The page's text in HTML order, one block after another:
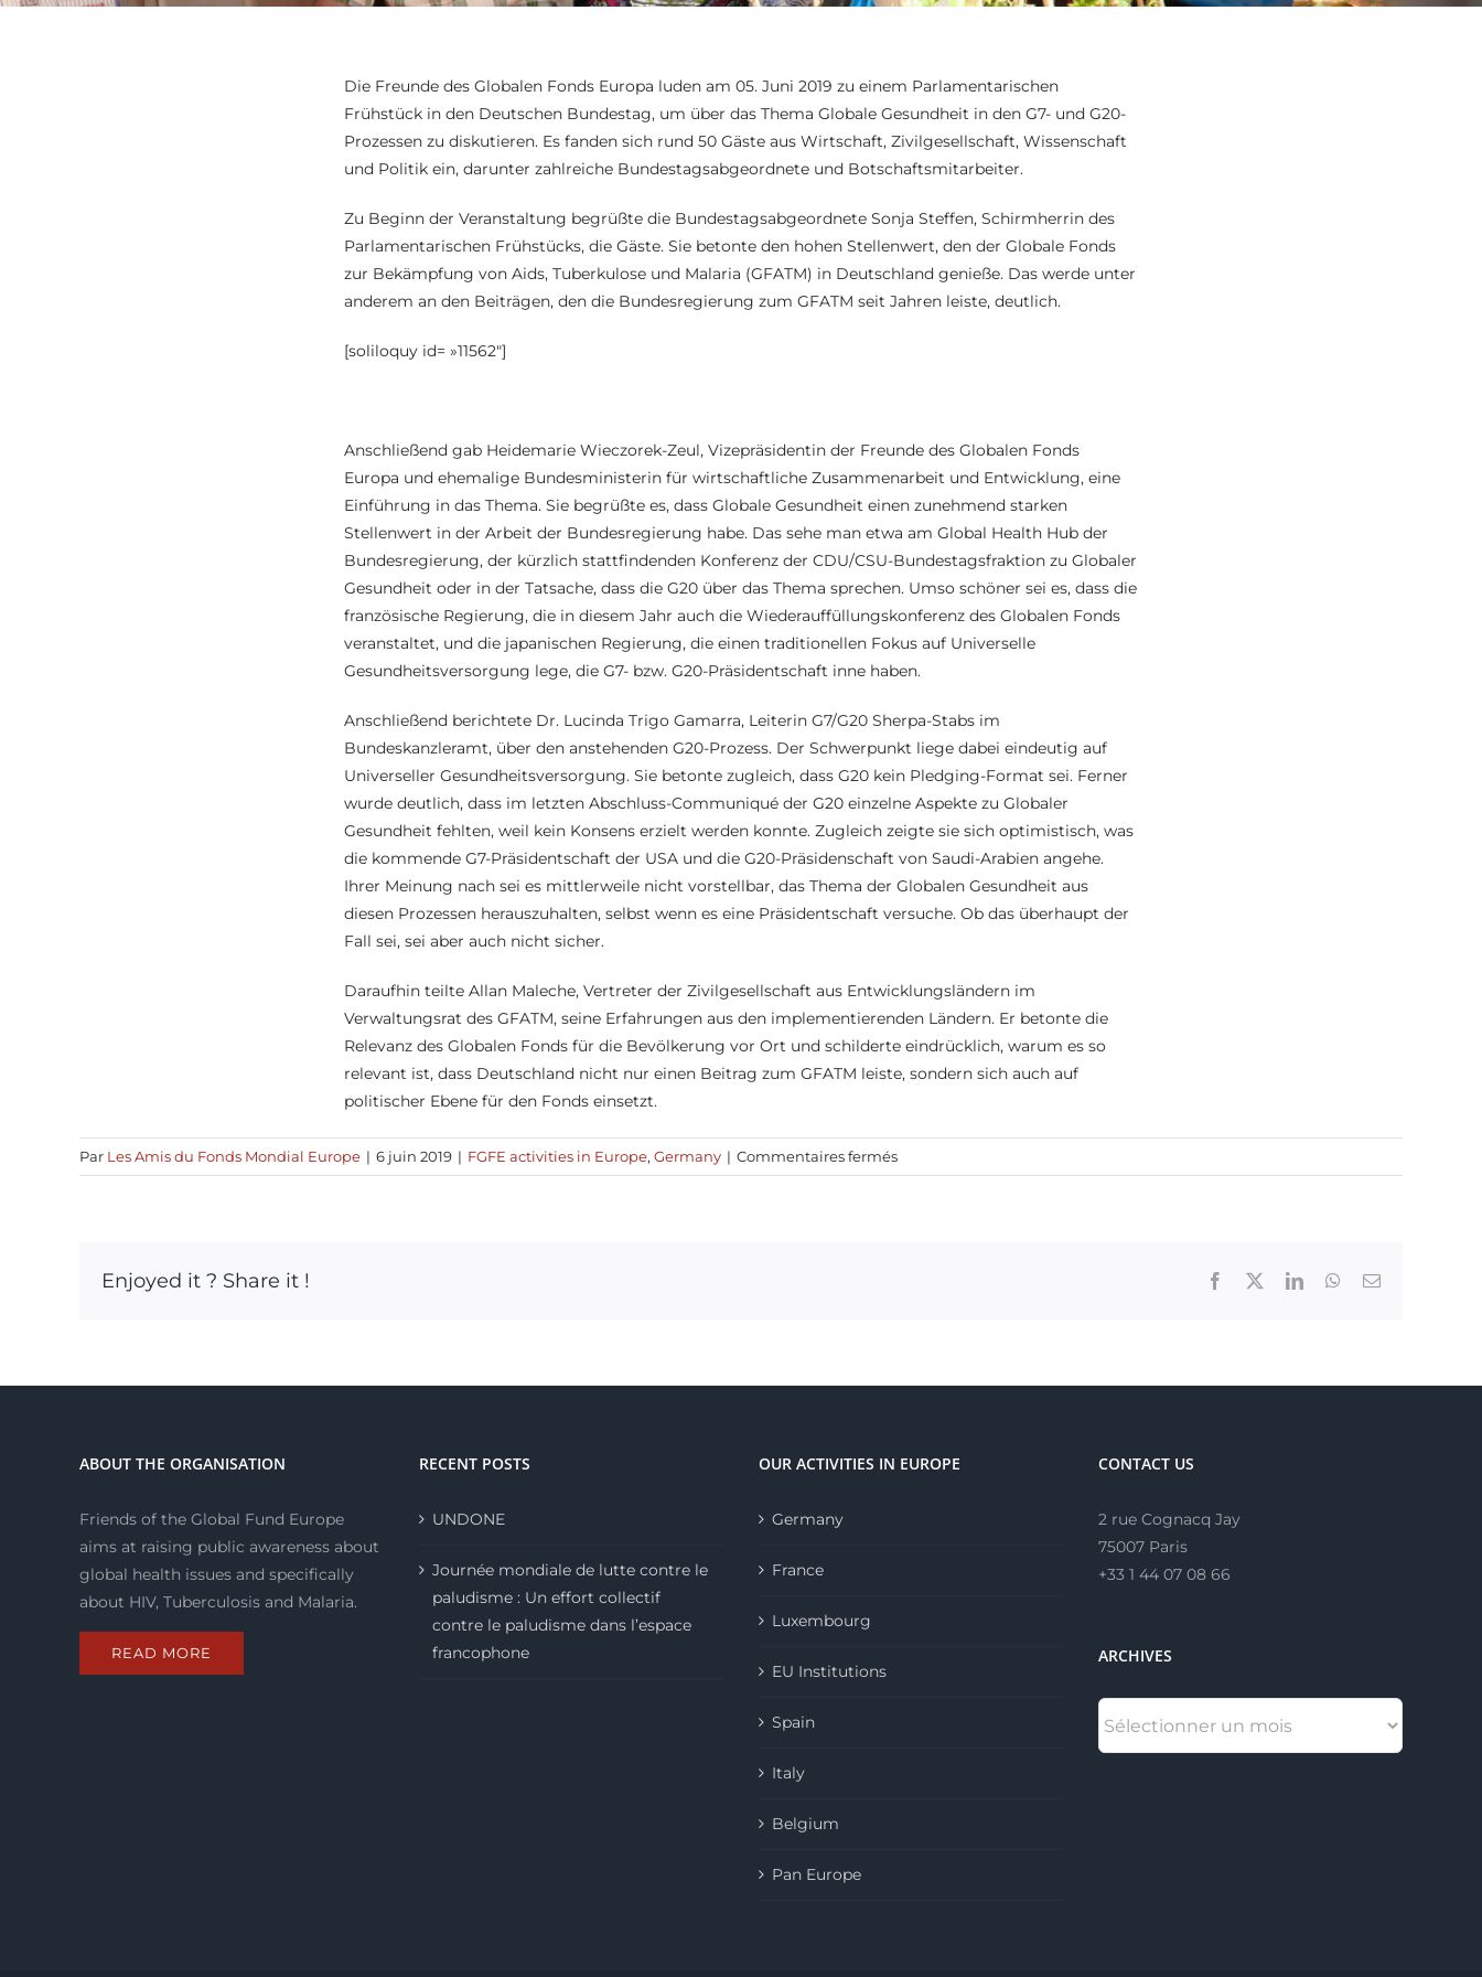
Die Freunde des Globalen Fonds Europa luden am 05. Juni 2019 zu einem Parlamentarischen
Frühstück in den Deutschen Bundestag, um über das Thema Globale Gesundheit in den G7- und G20-
Prozessen zu diskutieren. Es fanden sich rund 50 Gäste aus Wirtschaft, Zivilgesellschaft, Wissenschaft
und Politik ein, darunter zahlreiche Bundestagsabgeordnete und Botschaftsmitarbeiter.
Zu Beginn der Veranstaltung begrüßte die Bundestagsabgeordnete Sonja Steffen, Schirmherrin des
Parlamentarischen Frühstücks, die Gäste. Sie betonte den hohen Stellenwert, den der Globale Fonds
zur Bekämpfung von Aids, Tuberkulose und Malaria (GFATM) in Deutschland genieße. Das werde unter
anderem an den Beiträgen, den die Bundesregierung zum GFATM seit Jahren leiste, deutlich.
[soliloquy id= »11562″]
Anschließend gab Heidemarie Wieczorek-Zeul, Vizepräsidentin der Freunde des Globalen Fonds
Europa und ehemalige Bundesministerin für wirtschaftliche Zusammenarbeit und Entwicklung, eine
Einführung in das Thema. Sie begrüßte es, dass Globale Gesundheit einen zunehmend starken
Stellenwert in der Arbeit der Bundesregierung habe. Das sehe man etwa am Global Health Hub der
Bundesregierung, der kürzlich stattfindenden Konferenz der CDU/CSU-Bundestagsfraktion zu Globaler
Gesundheit oder in der Tatsache, dass die G20 über das Thema sprechen. Umso schöner sei es, dass die
französische Regierung, die in diesem Jahr auch die Wiederauffüllungskonferenz des Globalen Fonds
veranstaltet, und die japanischen Regierung, die einen traditionellen Fokus auf Universelle
Gesundheitsversorgung lege, die G7- bzw. G20-Präsidentschaft inne haben.
Anschließend berichtete Dr. Lucinda Trigo Gamarra, Leiterin G7/G20 Sherpa-Stabs im
Bundeskanzleramt, über den anstehenden G20-Prozess. Der Schwerpunkt liege dabei eindeutig auf
Universeller Gesundheitsversorgung. Sie betonte zugleich, dass G20 kein Pledging-Format sei. Ferner
wurde deutlich, dass im letzten Abschluss-Communiqué der G20 einzelne Aspekte zu Globaler
Gesundheit fehlten, weil kein Konsens erzielt werden konnte. Zugleich zeigte sie sich optimistisch, was
die kommende G7-Präsidentschaft der USA und die G20-Präsidenschaft von Saudi-Arabien angehe.
Ihrer Meinung nach sei es mittlerweile nicht vorstellbar, das Thema der Globalen Gesundheit aus
diesen Prozessen herauszuhalten, selbst wenn es eine Präsidentschaft versuche. Ob das überhaupt der
Fall sei, sei aber auch nicht sicher.
Daraufhin teilte Allan Maleche, Vertreter der Zivilgesellschaft aus Entwicklungsländern im
Verwaltungsrat des GFATM, seine Erfahrungen aus den implementierenden Ländern. Er betonte die
Relevanz des Globalen Fonds für die Bevölkerung vor Ort und schilderte eindrücklich, warum es so
relevant ist, dass Deutschland nicht nur einen Beitrag zum GFATM leiste, sondern sich auch auf
politischer Ebene für den Fonds einsetzt.
Par Les Amis du Fonds Mondial Europe | 6 juin 2019 | FGFE activities in Europe, Germany | Commentaires ferméssur
Bericht
G7/G20
Enjoyed it ? Share it ! Facebook LinkedInWhatsApp
Email
ABOUT THE ORGANISATION
Friends of the Global Fund Europe
aims at raising public awareness about
global health issues and specifically
about HIV, Tuberculosis and Malaria.
READ MORE
RECENT POSTS
UNDONE
Journée mondiale de lutte contre le
paludisme : Un effort collectif
contre le paludisme dans l’espace
francophone
OUR ACTIVITIES IN EUROPE
Germany
France
Luxembourg
EU Institutions
Spain
Italy
Belgium
Pan Europe
CONTACT US
2 rue Cognacq Jay
75007 Paris
+33 1 44 07 08 66
ARCHIVES
ARCHIVES